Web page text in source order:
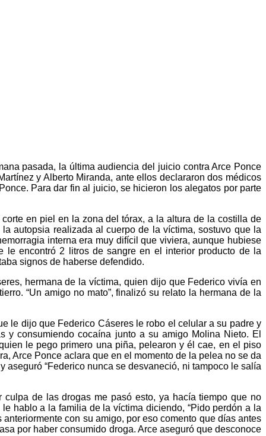
pasada, la última audiencia del juicio contra Arce Ponce
y Alberto Miranda, ante ellos declararon dos médicos
Para dar fin al juicio, se hicieron los alegatos por parte
en piel en la zona del tórax, a la altura de la costilla de
autopsia realizada al cuerpo de la víctima, sostuvo que la
interna era muy difícil que viviera, aunque hubiese
le encontró 2 litros de sangre en el interior producto de la
signos de haberse defendido.
hermana de la víctima, quien dijo que Federico vivía en
“Un amigo no mato”, finalizó su relato la hermana de la
le dijo que Federico Cáseres le robo el celular a su padre y
y consumiendo cocaína junto a su amigo Molina Nieto. El
le pego primero una piña, pelearon y él cae, en el piso
Arce Ponce aclara que en el momento de la pelea no se da
“Federico nunca se desvaneció, ni tampoco le salía
de las drogas me pasó esto, ya hacía tiempo que no
hablo a la familia de la víctima diciendo, “Pido perdón a la
con su amigo, por eso comento que días antes
por haber consumido droga. Arce aseguró que desconoce